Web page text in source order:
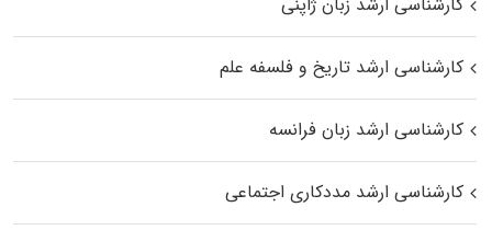
کارشناسی ارشد تاریخ و فلسفه علم
کارشناسی ارشد زبان فرانسه
کارشناسی ارشد مددکاری اجتماعی